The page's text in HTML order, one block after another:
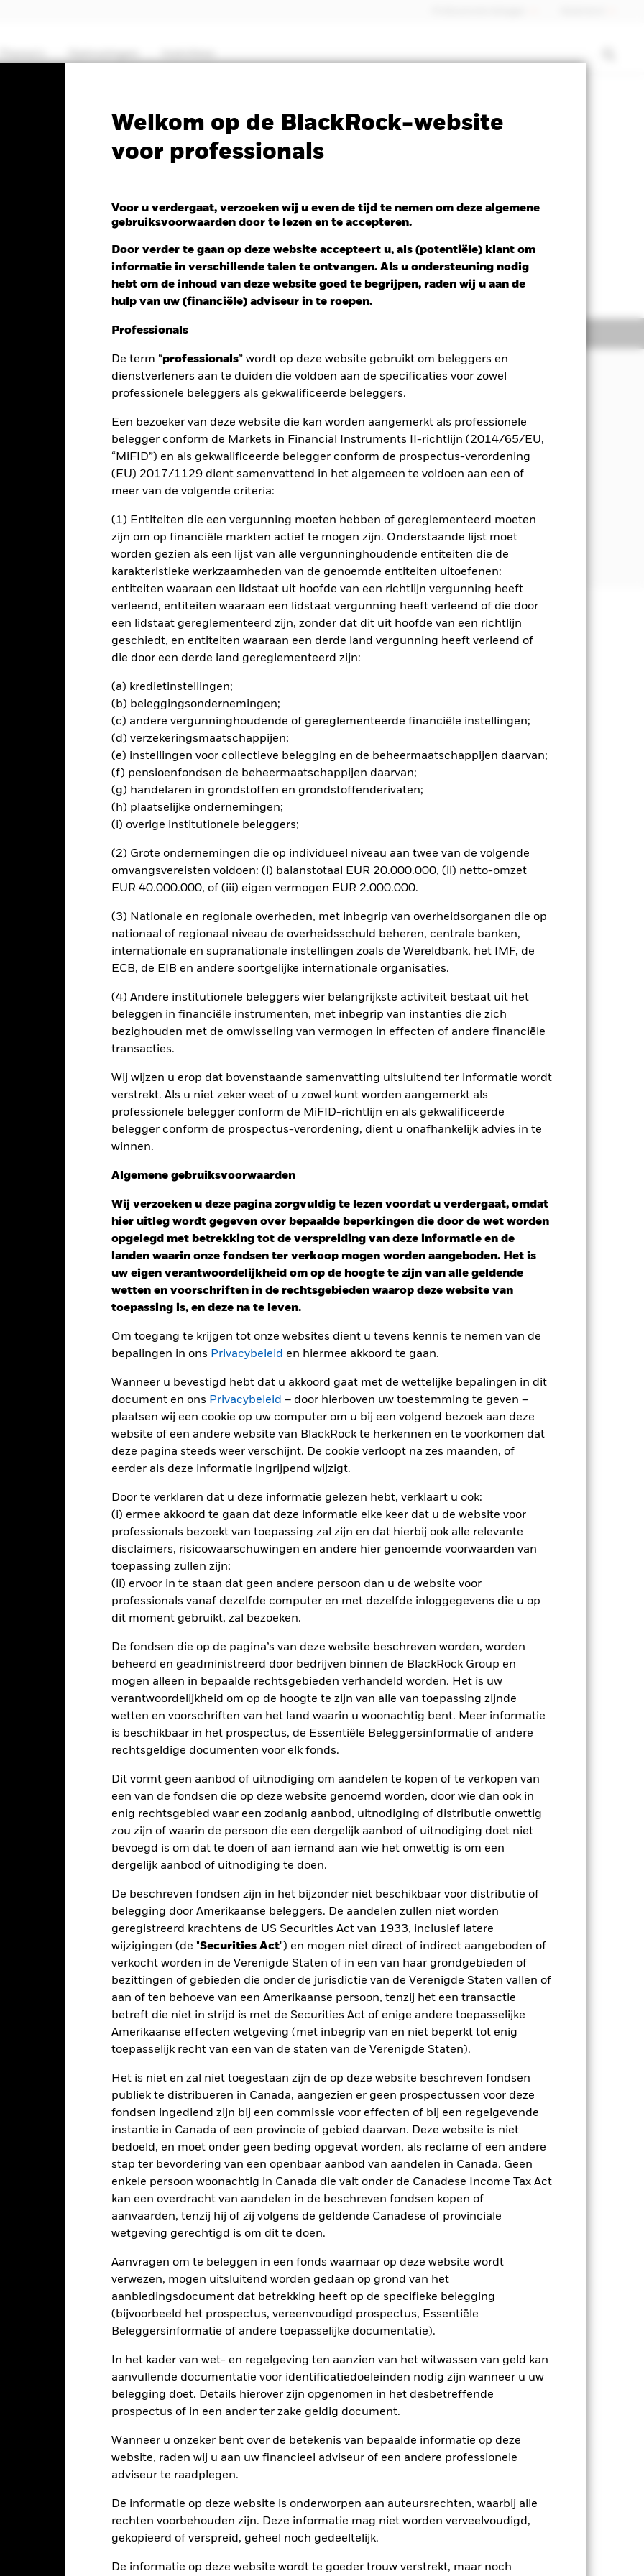
Welkom op de BlackRock-website
voor professionals
Voor u verdergaat, verzoeken wij u even de tijd te nemen om deze algemene
gebruiksvoorwaarden door te lezen en te accepteren.
Door verder te gaan op deze website accepteert u, als (potentiële) klant om
informatie in verschillende talen te ontvangen. Als u ondersteuning nodig
hebt om de inhoud van deze website goed te begrijpen, raden wij u aan de
hulp van uw (financiële) adviseur in te roepen.
Professionals
De term “professionals” wordt op deze website gebruikt om beleggers en
dienstverleners aan te duiden die voldoen aan de specificaties voor zowel
professionele beleggers als gekwalificeerde beleggers.
Een bezoeker van deze website die kan worden aangemerkt als professionele
belegger conform de Markets in Financial Instruments II-richtlijn (2014/65/EU,
“MiFID”) en als gekwalificeerde belegger conform de prospectus-verordening
(EU) 2017/1129 dient samenvattend in het algemeen te voldoen aan een of
meer van de volgende criteria:
(1) Entiteiten die een vergunning moeten hebben of gereglementeerd moeten
zijn om op financiële markten actief te mogen zijn. Onderstaande lijst moet
worden gezien als een lijst van alle vergunninghoudende entiteiten die de
karakteristieke werkzaamheden van de genoemde entiteiten uitoefenen:
entiteiten waaraan een lidstaat uit hoofde van een richtlijn vergunning heeft
verleend, entiteiten waaraan een lidstaat vergunning heeft verleend of die door
een lidstaat gereglementeerd zijn, zonder dat dit uit hoofde van een richtlijn
geschiedt, en entiteiten waaraan een derde land vergunning heeft verleend of
die door een derde land gereglementeerd zijn:
(a) kredietinstellingen;
(b) beleggingsondernemingen;
(c) andere vergunninghoudende of gereglementeerde financiële instellingen;
(d) verzekeringsmaatschappijen;
(e) instellingen voor collectieve belegging en de beheermaatschappijen daarvan;
(f) pensioenfondsen de beheermaatschappijen daarvan;
(g) handelaren in grondstoffen en grondstoffenderivaten;
(h) plaatselijke ondernemingen;
(i) overige institutionele beleggers;
(2) Grote ondernemingen die op individueel niveau aan twee van de volgende
omvangsvereisten voldoen: (i) balanstotaal EUR 20.000.000, (ii) netto-omzet
EUR 40.000.000, of (iii) eigen vermogen EUR 2.000.000.
(3) Nationale en regionale overheden, met inbegrip van overheidsorganen die op
nationaal of regionaal niveau de overheidsschuld beheren, centrale banken,
internationale en supranationale instellingen zoals de Wereldbank, het IMF, de
ECB, de EIB en andere soortgelijke internationale organisaties.
(4) Andere institutionele beleggers wier belangrijkste activiteit bestaat uit het
beleggen in financiële instrumenten, met inbegrip van instanties die zich
bezighouden met de omwisseling van vermogen in effecten of andere financiële
transacties.
Wij wijzen u erop dat bovenstaande samenvatting uitsluitend ter informatie wordt
verstrekt. Als u niet zeker weet of u zowel kunt worden aangemerkt als
professionele belegger conform de MiFID-richtlijn en als gekwalificeerde
belegger conform de prospectus-verordening, dient u onafhankelijk advies in te
winnen.
Algemene gebruiksvoorwaarden
Wij verzoeken u deze pagina zorgvuldig te lezen voordat u verdergaat, omdat
hier uitleg wordt gegeven over bepaalde beperkingen die door de wet worden
opgelegd met betrekking tot de verspreiding van deze informatie en de
landen waarin onze fondsen ter verkoop mogen worden aangeboden. Het is
uw eigen verantwoordelijkheid om op de hoogte te zijn van alle geldende
wetten en voorschriften in de rechtsgebieden waarop deze website van
toepassing is, en deze na te leven.
Om toegang te krijgen tot onze websites dient u tevens kennis te nemen van de
bepalingen in ons Privacybeleid en hiermee akkoord te gaan.
Wanneer u bevestigd hebt dat u akkoord gaat met de wettelijke bepalingen in dit
document en ons Privacybeleid – door hierboven uw toestemming te geven –
plaatsen wij een cookie op uw computer om u bij een volgend bezoek aan deze
website of een andere website van BlackRock te herkennen en te voorkomen dat
deze pagina steeds weer verschijnt. De cookie verloopt na zes maanden, of
eerder als deze informatie ingrijpend wijzigt.
Door te verklaren dat u deze informatie gelezen hebt, verklaart u ook:
(i) ermee akkoord te gaan dat deze informatie elke keer dat u de website voor
professionals bezoekt van toepassing zal zijn en dat hierbij ook alle relevante
disclaimers, risicowaarschuwingen en andere hier genoemde voorwaarden van
toepassing zullen zijn;
(ii) ervoor in te staan dat geen andere persoon dan u de website voor
professionals vanaf dezelfde computer en met dezelfde inloggegevens die u op
dit moment gebruikt, zal bezoeken.
De fondsen die op de pagina’s van deze website beschreven worden, worden
beheerd en geadministreerd door bedrijven binnen de BlackRock Group en
mogen alleen in bepaalde rechtsgebieden verhandeld worden. Het is uw
verantwoordelijkheid om op de hoogte te zijn van alle van toepassing zijnde
wetten en voorschriften van het land waarin u woonachtig bent. Meer informatie
is beschikbaar in het prospectus, de Essentiële Beleggersinformatie of andere
rechtsgeldige documenten voor elk fonds.
Dit vormt geen aanbod of uitnodiging om aandelen te kopen of te verkopen van
een van de fondsen die op deze website genoemd worden, door wie dan ook in
enig rechtsgebied waar een zodanig aanbod, uitnodiging of distributie onwettig
zou zijn of waarin de persoon die een dergelijk aanbod of uitnodiging doet niet
bevoegd is om dat te doen of aan iemand aan wie het onwettig is om een
dergelijk aanbod of uitnodiging te doen.
De beschreven fondsen zijn in het bijzonder niet beschikbaar voor distributie of
belegging door Amerikaanse beleggers. De aandelen zullen niet worden
geregistreerd krachtens de US Securities Act van 1933, inclusief latere
wijzigingen (de "Securities Act") en mogen niet direct of indirect aangeboden of
verkocht worden in de Verenigde Staten of in een van haar grondgebieden of
bezittingen of gebieden die onder de jurisdictie van de Verenigde Staten vallen of
aan of ten behoeve van een Amerikaanse persoon, tenzij het een transactie
betreft die niet in strijd is met de Securities Act of enige andere toepasselijke
Amerikaanse effecten wetgeving (met inbegrip van en niet beperkt tot enig
toepasselijk recht van een van de staten van de Verenigde Staten).
Het is niet en zal niet toegestaan zijn de op deze website beschreven fondsen
publiek te distribueren in Canada, aangezien er geen prospectussen voor deze
fondsen ingediend zijn bij een commissie voor effecten of bij een regelgevende
instantie in Canada of een provincie of gebied daarvan. Deze website is niet
bedoeld, en moet onder geen beding opgevat worden, als reclame of een andere
stap ter bevordering van een openbaar aanbod van aandelen in Canada. Geen
enkele persoon woonachtig in Canada die valt onder de Canadese Income Tax Act
kan een overdracht van aandelen in de beschreven fondsen kopen of
aanvaarden, tenzij hij of zij volgens de geldende Canadese of provinciale
wetgeving gerechtigd is om dit te doen.
Aanvragen om te beleggen in een fonds waarnaar op deze website wordt
verwezen, mogen uitsluitend worden gedaan op grond van het
aanbiedingsdocument dat betrekking heeft op de specifieke belegging
(bijvoorbeeld het prospectus, vereenvoudigd prospectus, Essentiële
Beleggersinformatie of andere toepasselijke documentatie).
In het kader van wet- en regelgeving ten aanzien van het witwassen van geld kan
aanvullende documentatie voor identificatiedoeleinden nodig zijn wanneer u uw
belegging doet. Details hierover zijn opgenomen in het desbetreffende
prospectus of in een ander ter zake geldig document.
Wanneer u onzeker bent over de betekenis van bepaalde informatie op deze
website, raden wij u aan uw financieel adviseur of een andere professionele
adviseur te raadplegen.
De informatie op deze website is onderworpen aan auteursrechten, waarbij alle
rechten voorbehouden zijn. Deze informatie mag niet worden verveelvoudigd,
gekopieerd of verspreid, geheel noch gedeeltelijk.
De informatie op deze website wordt te goeder trouw verstrekt, maar noch
PRIIP KID Prospectus SFDR Web Disclosure Download
Fund
NAV 1 dag per 07/aug/2026
0,55 (0,72%)
Morningstar Rating
Kerngegevens
is met de beginselen van beleggen in milieu, maatschappij en governance (ESG).
totale activa in effecten met een aandelenkarakter (bv. aandelen) van bedrijven gevestigd in
deelnemen aan de Economische en Monetaire Unie van de Europese Unie (EMU). Dit kan naar
(BA) betrekking hebben op effecten met een aandelenkarakter van bedrijven die gevestigd zijn in
de EMU of waarschijnlijk binnen afzienbare tijd zullen toetreden tot de EMU en in bedrijven die
belegd in overeenstemming met zijn ESG-beleid zoals uiteengezet in het prospectus. Raadpleeg voor
het prospectus en de website van BlackRock op www.blackrock.com/baselinescreens
De waarde en het rendement van beleggingen kunnen dalen en stijgen, en zijn niet
hun oorspronkelijke inleg.
effecten kan worden beïnvloed door dagelijkse schommelingen op de aandelenmarkten.
zijn, behoren politiek en economisch nieuws, bedrijfsresultaten en belangrijke gebeurtenissen in de
uit te sluiten die zich bezighouden met bepaalde activiteiten die niet in
Beleggers dienen daarom voorafgaand aan een belegging in het Fonds een persoonlijke ethische
van het Fonds. Een dergelijke ESG-screening kan een negatief effect hebben op de waarde van
met een fonds zonder een dergelijke screening.
van dit fonds gebruiken derivaten om valutarisico's af te dekken. Het gebruik van derivaten voor
besmettingsrisico (ook bekend als spill-over) voor andere aandelenklassen in het fonds betekenen.
het uitklapvakje direct onder de naam van het fonds, kunt u een lijst van alle aandelenklassen in het
valutahedging worden aangegeven door het woord 'Hedged' in de naam van de aandelenklasse.
aandelenklassen met valutahedging op aanvraag verkrijgbaar bij de beheermaatschappij van het
uitleent om zijn kosten te reduceren, ontvangt het Fonds 62,5% van de hiermee verbonden inkomsten
van het Fonds niet verhoogt, is deze niet in de lopende kosten opgenomen.
Toon minder
PRIIP KID Factsheet Prospectus SFDR Web Disclosure
Kerngegevens
Risicometer
Performance
2012-07-01 00:00:00 to 2026-07-31 00:00:00.
Op jaarbasis Cumulatief 12 maanden
grafiek toont de prestatie van het product als het procentuele verlies of de winst per jaar over de
10 jaar vergeleken met de benchmark. Het kan u helpen om te beoordelen hoe het product in
verleden werd beheerd en het met de benchmark te vergelijken.
chart with 2 data series.
chart has 1 X axis displaying categories.
chart has 1 Y axis displaying Values. Range: -40 to 60.
Totaalrendement (%) Beperkende benchmark 1 (%)
2017 2018 2019 2020 2021 2022 2023 2024 2025
30/aug/2022 heeft het Fonds zijn naam en/of beleggingsdoelstelling en -beleid gewijzigd.
2016 2017 2018 2019 2020 2021 2022 2023 2024 2025
1,3 28,1 -16,9 23,2 7,9 13,5 -17,9 22,9 2,6 40,3
rendement is weergegeven na aftrek van de lopende kosten. Instap-/uitstapvergoedingen worden niet in
genomen bij de berekening.
getoonde cijfers hebben betrekking op de prestaties in het verleden.In het verleden behaalde resultaten
geen betrouwbare indicator voor toekomstige resultaten. Markten kunnen zich in de toekomst heel
ontwikkelen. Het kan u helpen om te beoordelen hoe het fonds in het verleden werd beheerd
prestaties worden weergegeven op basis van de netto-inventariswaarde (NIW), waarbij de bruto-inkomsten,
van toepassing, worden herbelegd. Het rendement van uw belegging kan stijgen of dalen als gevolg
valutaschommelingen als uw belegging wordt gedaan in een andere valuta dan die gebruikt in de
van de prestaties in het verleden. Bron: Blackrock
Belangrijkste Risico's
effecten kan worden beïnvloed door dagelijkse schommelingen op de aandelenmarkten. Tot de
politiek en economisch nieuws, bedrijfsresultaten en belangrijke gebeurtenissen in de bedrijven. Het
sluiten die zich bezighouden met bepaalde activiteiten die niet in overeenstemming zijn met ESG-
beleggingsuniversum een stuk kleiner worden en een dergelijke screening kan een negatief effect
die diensten leveren zoals de bewaring van activa, of die optreden als tegenpartij voor afgeleide
aan financieel verlies.
Kerngegevens
EUR 1.354.148.770
EUR
MSCI EMU Index (Net)
0,00%
Introductiedatum 11/okt/2012
Valuta reeks
SFDR-classificatie Artikel 8
Doorlopende kosten
ISIN LU0827878280
Minimale eerste inleg USD 100.000,00
Gebruik van inkomsten
Juridische structuur UCITS